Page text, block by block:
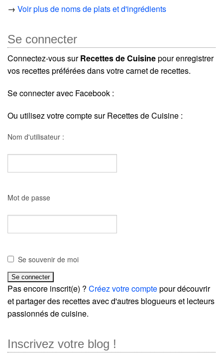
→ Voir plus de noms de plats et d'ingrédients
Se connecter
Connectez-vous surRecettes de Cuisinepour enregistrer
vos recettes préférées dans votre carnet de recettes.
Se connecter avec Facebook :
Ou utilisez votre compte sur Recettes de Cuisine :
Nom d'utilisateur :
Mot de passe
Se souvenir de moi
Pas encore inscrit(e) ? Créez votre comptepour découvrir
et partager des recettes avec d'autres blogueurs et lecteurs
passionnés de cuisine.
Inscrivez votre blog !